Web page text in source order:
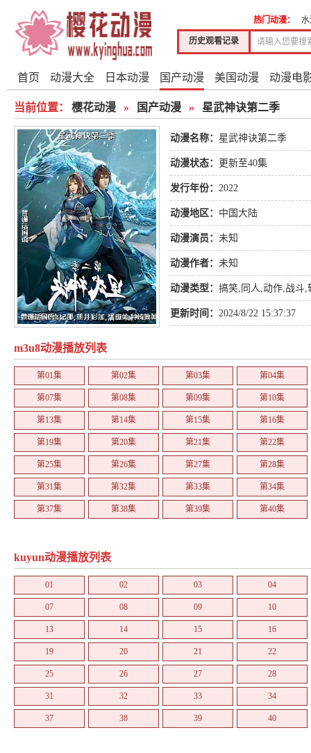
历史观看记录
热门动漫：
首页 动漫大全 日本动漫 国产动漫 美国动漫 动漫电
当前位置： 樱花动漫 » 国产动漫 » 星武神诀第二季
动漫名称： 星武神诀第二季
动漫状态： 更新至40集
发行年份： 2022
动漫地区： 中国大陆
动漫演员： 未知
动漫作者： 未知
动漫类型： 搞笑, 同人,动作,战斗,
更新时间： 2024/8/22 15:37:37
m3u8动漫播放列表
第01集 第02集 第03集 第04集
第07集 第08集 第09集 第10集
第13集 第14集 第15集 第16集
第19集 第20集 第21集 第22集
第25集 第26集 第27集 第28集
第31集 第32集 第33集 第34集
第37集 第38集 第39集 第40集
kuyun动漫播放列表
01 02 03 04
07 08 09 10
13 14 15 16
19 20 21 22
25 26 27 28
31 32 33 34
37 38 39 40